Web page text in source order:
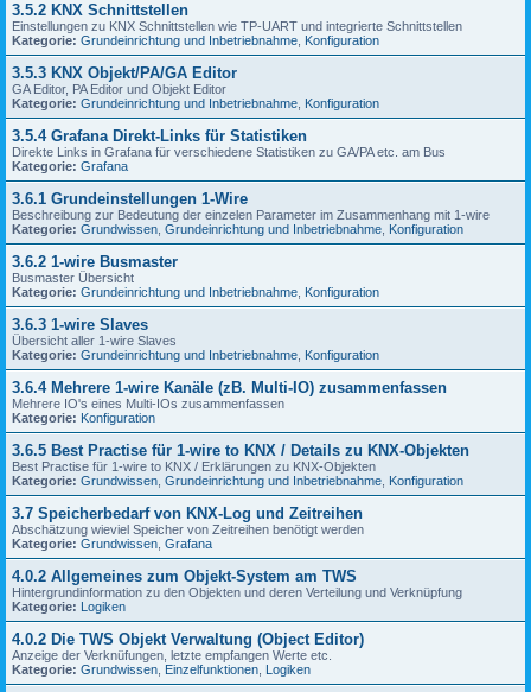
3.5.2 KNX Schnittstellen
Einstellungen zu KNX Schnittstellen wie TP-UART und integrierte Schnittstellen
Kategorie: Grundeinrichtung und Inbetriebnahme Konfiguration
3.5.3 KNX Objekt/PA/GA Editor
GA Editor, PA Editor und Objekt Editor
Kategorie: Grundeinrichtung und Inbetriebnahme Konfiguration
3.5.4 Grafana Direkt-Links für Statistiken
Direkte Links in Grafana für verschiedene Statistiken zu GA/PA etc. am Bus
Kategorie: Grafana
3.6.1 Grundeinstellungen 1-Wire
Beschreibung zur Bedeutung der einzelen Parameter im Zusammenhang mit 1-wire
Kategorie: Grundwissen Grundeinrichtung und Inbetriebnahme Konfiguration
3.6.2 1-wire Busmaster
Busmaster Übersicht
Kategorie: Grundeinrichtung und Inbetriebnahme Konfiguration
3.6.3 1-wire Slaves
Übersicht aller 1-wire Slaves
Kategorie: Grundeinrichtung und Inbetriebnahme Konfiguration
3.6.4 Mehrere 1-wire Kanäle (zB. Multi-IO) zusammenfassen
Mehrere IO's eines Multi-IOs zusammenfassen
Kategorie: Konfiguration
3.6.5 Best Practise für 1-wire to KNX / Details zu KNX-Objekten
Best Practise für 1-wire to KNX / Erklärungen zu KNX-Objekten
Kategorie: Grundwissen Grundeinrichtung und Inbetriebnahme Konfiguration
3.7 Speicherbedarf von KNX-Log und Zeitreihen
Abschätzung wieviel Speicher von Zeitreihen benötigt werden
Kategorie: Grundwissen Grafana
4.0.2 Allgemeines zum Objekt-System am TWS
Hintergrundinformation zu den Objekten und deren Verteilung und Verknüpfung
Kategorie: Logiken
4.0.2 Die TWS Objekt Verwaltung (Object Editor)
Anzeige der Verknüfungen, letzte empfangen Werte etc.
Kategorie: Grundwissen Einzelfunktionen Logiken